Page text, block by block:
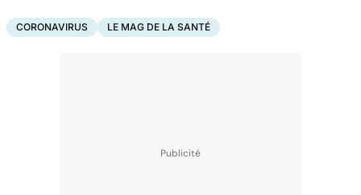
CORONAVIRUS LE MAG DE LA SANTÉ